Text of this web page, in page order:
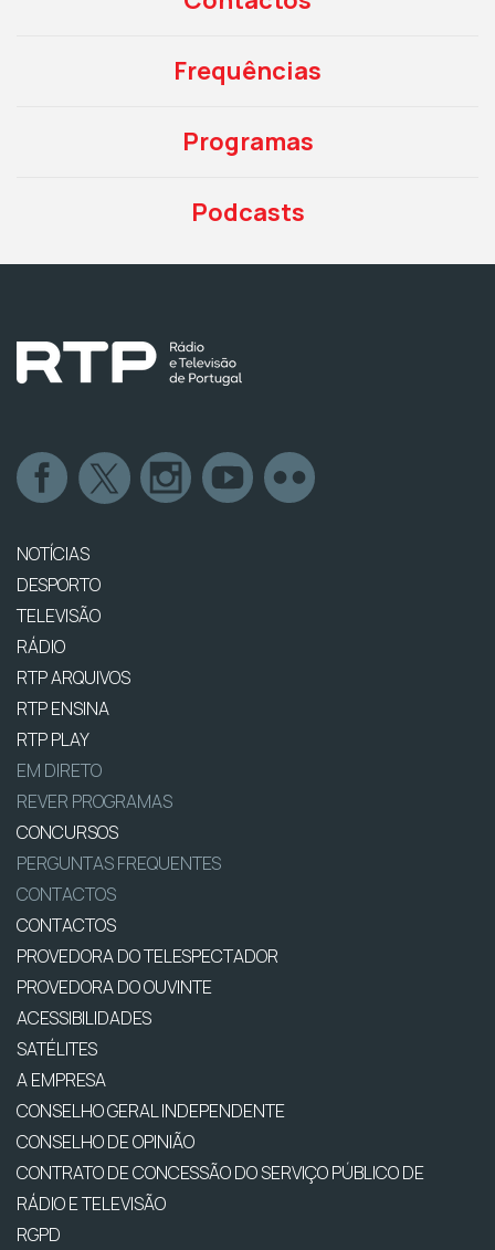
Frequências
Programas
Podcasts
NOTÍCIAS
DESPORTO
TELEVISÃO
RÁDIO
RTP ARQUIVOS
RTP ENSINA
RTP PLAY
EM DIRETO
REVER PROGRAMAS
CONCURSOS
PERGUNTAS FREQUENTES
CONTACTOS
CONTACTOS
PROVEDORA DO TELESPECTADOR
PROVEDORA DO OUVINTE
ACESSIBILIDADES
SATÉLITES
A EMPRESA
CONSELHO GERAL INDEPENDENTE
CONSELHO DE OPINIÃO
CONTRATO DE CONCESSÃO DO SERVIÇO PÚBLICO DE
RÁDIO E TELEVISÃO
RGPD